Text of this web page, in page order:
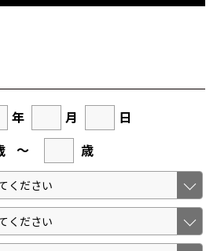
年 月
日
～
歳